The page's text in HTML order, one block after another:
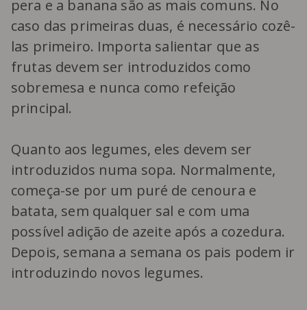
pera e a banana são as mais comuns. No
caso das primeiras duas, é necessário cozê-
las primeiro. Importa salientar que as
frutas devem ser introduzidos como
sobremesa e nunca como refeição
principal.
Quanto aos legumes, eles devem ser
introduzidos numa sopa. Normalmente,
começa-se por um puré de cenoura e
batata, sem qualquer sal e com uma
possível adição de azeite após a cozedura.
Depois, semana a semana os pais podem ir
introduzindo novos legumes.